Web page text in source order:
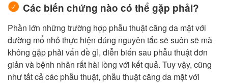
Các biến chứng nào có thể gặp phải?
Phần lớn những trường hợp phẫu thuật căng da mặt với
đường mổ nhỏ thực hiện đúng nguyên tắc sẽ suôn sẽ mà
không gặp phải vấn đề gì, diễn biến sau phẫu thuật đơn
giản và bệnh nhân rất hài lòng với kết quả. Tuy vậy, cũng
như tất cả các phẫu thuật, phẫu thuật căng da mặt với